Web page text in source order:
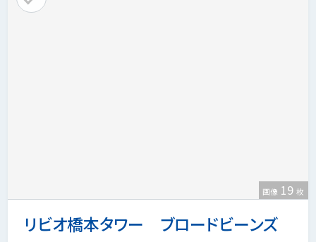
リビオ橋本タワー ブロードビーンズ
画像 19 枚